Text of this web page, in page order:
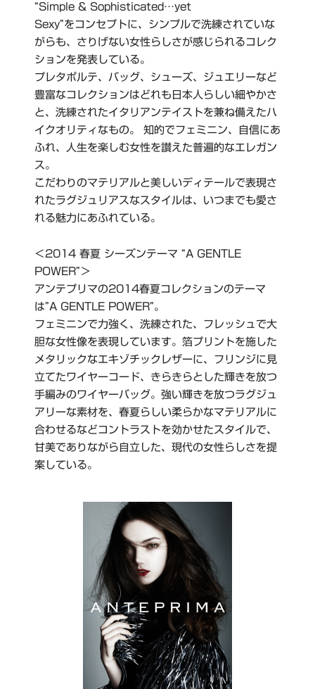
“Simple & Sophisticated…yet
Sexy”をコンセプトに、シンプルで洗練されていな
がらも、さりげない女性らしさが感じられるコレク
ションを発表している。
プレタポルテ、バッグ、シューズ、ジュエリーなど
豊富なコレクションはどれも日本人らしい細やかさ
と、洗練されたイタリアンテイストを兼ね備えたハ
イクオリティなもの。 知的でフェミニン、自信にあ
ふれ、人生を楽しむ女性を讃えた普遍的なエレガン
ス。
こだわりのマテリアルと美しいディテールで表現さ
れたラグジュリアスなスタイルは、いつまでも愛さ
れる魅力にあふれている。
＜2014 春夏 シーズンテーマ “A GENTLE
POWER”＞
アンテプリマの2014春夏コレクションのテーマ
は”A GENTLE POWER”。
フェミニンで力強く、洗練された、フレッシュで大
胆な女性像を表現しています。箔プリントを施した
メタリックなエキゾチックレザーに、フリンジに見
立てたワイヤーコード、きらきらとした輝きを放つ
手編みのワイヤーバッグ。強い輝きを放つラグジュ
アリーな素材を、春夏らしい柔らかなマテリアルに
合わせるなどコントラストを効かせたスタイルで、
甘美でありながら自立した、現代の女性らしさを提
案している。